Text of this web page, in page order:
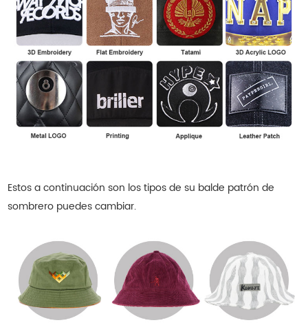
Estos a continuación son los tipos de su balde patrón de
sombrero puedes cambiar.